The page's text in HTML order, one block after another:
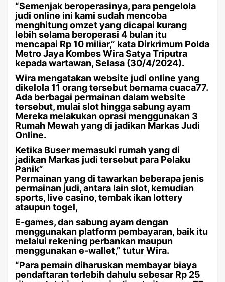
“Semenjak beroperasinya, para pengelola
judi online ini kami sudah mencoba
menghitung omzet yang dicapai kurang
lebih selama beroperasi 4 bulan itu
mencapai Rp 10 miliar,” kata Dirkrimum Polda
Metro Jaya Kombes Wira Satya Triputra
kepada wartawan, Selasa (30/4/2024).
Wira mengatakan website judi online yang
dikelola 11 orang tersebut bernama cuaca77.
Ada berbagai permainan dalam website
tersebut, mulai slot hingga sabung ayam
Mereka melakukan oprasi menggunakan 3
Rumah Mewah yang di jadikan Markas Judi
Online.
Ketika Buser memasuki rumah yang di
jadikan Markas judi tersebut para Pelaku
Panik”
Permainan yang di tawarkan beberapa jenis
permainan judi, antara lain slot, kemudian
sports, live casino, tembak ikan lottery
ataupun togel,
E-games, dan sabung ayam dengan
menggunakan platform pembayaran, baik itu
melalui rekening perbankan maupun
menggunakan e-wallet,” tutur Wira.
“Para pemain diharuskan membayar biaya
pendaftaran terlebih dahulu sebesar Rp 25